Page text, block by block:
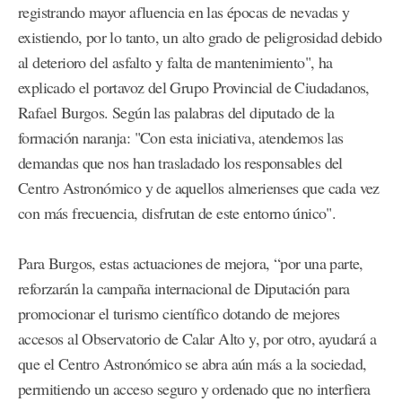
registrando mayor afluencia en las épocas de nevadas y
existiendo, por lo tanto, un alto grado de peligrosidad debido
al deterioro del asfalto y falta de mantenimiento", ha
explicado el portavoz del Grupo Provincial de Ciudadanos,
Rafael Burgos. Según las palabras del diputado de la
formación naranja: "Con esta iniciativa, atendemos las
demandas que nos han trasladado los responsables del
Centro Astronómico y de aquellos almerienses que cada vez
con más frecuencia, disfrutan de este entorno único".
Para Burgos, estas actuaciones de mejora, “por una parte,
reforzarán la campaña internacional de Diputación para
promocionar el turismo científico dotando de mejores
accesos al Observatorio de Calar Alto y, por otro, ayudará a
que el Centro Astronómico se abra aún más a la sociedad,
permitiendo un acceso seguro y ordenado que no interfiera